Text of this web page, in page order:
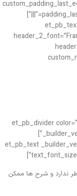
padding_last_edited=”on|tablet” custom_padding__hover=”|||”]
[/
_builder_version=”4.6.1″ max_width=”100px” locked=”off”]
[/et_pb_divider][et_pb_text
ندارد و شرح ها ممکن